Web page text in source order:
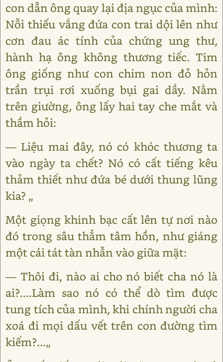
con dẫn ông quay lại địa ngục của mình:
Nỗi thiếu vắng đứa con trai dội lên như
cơn đau ác tính của chứng ung thư,
hành hạ ông không thương tiếc. Tim
ông giống như con chim non đỏ hỏn
trần trụi rơi xuống bụi gai dầy. Nằm
trên giường, ông lấy hai tay che mắt và
thầm hỏi:
― Liệu mai đây, nó có khóc thương ta
vào ngày ta chết? Nó có cất tiếng kêu
thảm thiết như đứa bé dưới thung lũng
kia? „
Một giọng khinh bạc cất lên tự nơi nào
đó trong sâu thẳm tâm hồn, như giáng
một cái tát tàn nhẫn vào giữa mặt:
― Thôi đi, nào ai cho nó biết cha nó là
ai?....Làm sao nó có thể dò tìm được
tung tích của mình, khi chính người cha
xoá đi mọi dấu vết trên con đường tìm
kiếm?...„